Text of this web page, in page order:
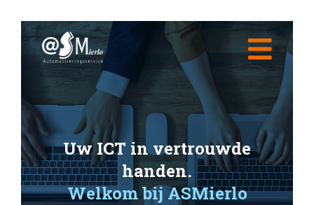
Home
Over ons
Diensten
Cloud
Cloud Fileserver
Cloud Desktop
Tips van ASMierlo
Support
Uw ICT in vertrouwde
handen.
Welkom bij ASMierlo